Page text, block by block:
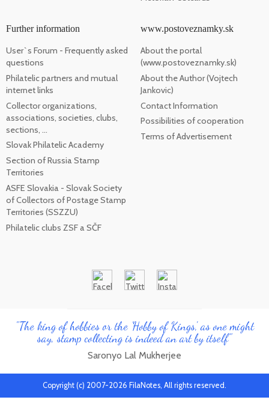
Further information
User`s Forum - Frequently asked
questions
Philatelic partners and mutual
internet links
Collector organizations,
associations, societies, clubs,
sections, ...
Slovak Philatelic Academy
Section of Russia Stamp
Territories
ASFE Slovakia - Slovak Society
of Collectors of Postage Stamp
Territories (SSZZU)
Philatelic clubs ZSF a SČF
www.postoveznamky.sk
About the portal
(www.postoveznamky.sk)
About the Author (Vojtech
Jankovic)
Contact Information
Possibilities of cooperation
Terms of Advertisement
"The king of hobbies or the 'Hobby of Kings', as one might
say, stamp collecting is indeed an art by itself"
Saronyo Lal Mukherjee
Copyright (c) 2007-2026 FilaNotes, All rights reserved.